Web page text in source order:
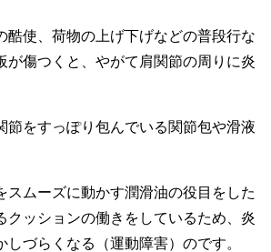
酷使、荷物の上げ下げなどの普段行な
が傷つくと、やがて肩関節の周りに炎
節をすっぽり包んでいる関節包や滑液
スムーズに動かす潤滑油の役目をした
クッションの働きをしているため、炎
しづらくなる（運動障害）のです。